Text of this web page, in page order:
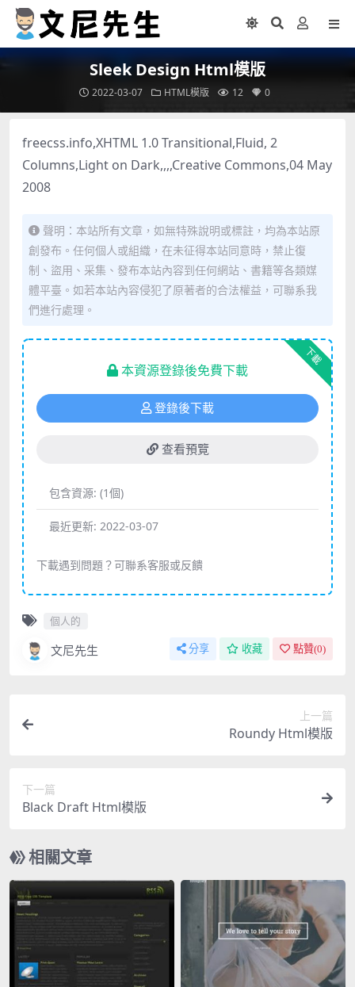
Sleek Design Html模版
2022-03-07 HTML模版 12 0
freecss.info,XHTML 1.0 Transitional,Fluid, 2
Columns,Light on Dark,,,,Creative Commons,04 May
2008
聲明：本站所有文章，如無特殊說明或標註，均為本站原
創發布。任何個人或組織，在未征得本站同意時，禁止復
制、盜用、采集、發布本站內容到任何網站、書籍等各類媒
體平臺。如若本站內容侵犯了原著者的合法權益，可聯系我
們進行處理。
下載
本資源登錄後免費下載
登錄後下載
查看預覽
包含資源: (1個)
最近更新: 2022-03-07
下載遇到問題？可聯系客服或反饋
個人的
文尼先生 分享 收藏 點贊(0)
上一篇
Roundy Html模版
下一篇
Black Draft Html模版
相關文章